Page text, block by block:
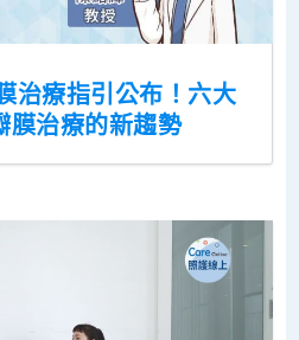
治療指引公布！六大
膜治療的新趨勢